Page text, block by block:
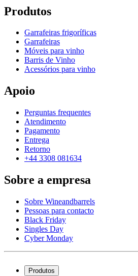
Produtos
Garrafeiras frigoríficas
Garrafeiras
Móveis para vinho
Barris de Vinho
Acessórios para vinho
Apoio
Perguntas frequentes
Atendimento
Pagamento
Entrega
Retorno
+44 3308 081634
Sobre a empresa
Sobre Wineandbarrels
Pessoas para contacto
Black Friday
Singles Day
Cyber Monday
Produtos